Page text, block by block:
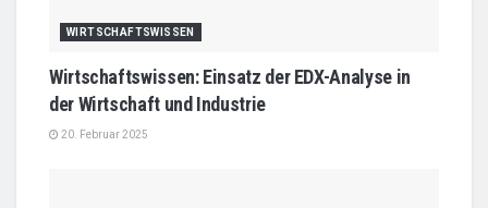
WIRTSCHAFTSWISSEN
Wirtschaftswissen: Einsatz der EDX-Analyse in
der Wirtschaft und Industrie
20. Februar 2025